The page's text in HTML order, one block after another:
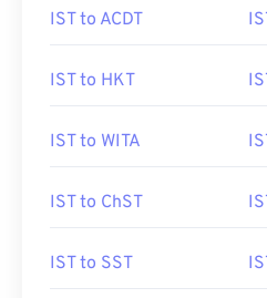
IST to ACDT
IST to HKT
IST to WITA
IST to ChST
IST to SST